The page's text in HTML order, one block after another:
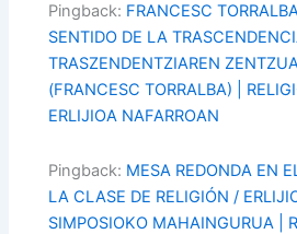
Pingback: FRANCESC
SENTIDO DE LA
TRASZENDENTZIAREN
(FRANCESC TORRALBA) |
ERLIJIOA NAFARROAN
Pingback: MESA REDONDA EN
LA CLASE DE RELIGIÓN /
SIMPOSIOKO MAHAINGURUA |